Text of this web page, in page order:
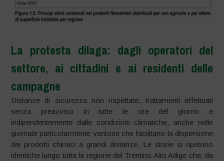
La protesta dilaga: dagli operatori del
settore, ai cittadini e ai residenti delle
campagne
Distanze di sicurezza non rispettate, trattamenti effettuati
senza preavviso in tutte le ore del giorno e
indipendentemente dalle condizioni climatiche, anche nelle
giornate particolarmente ventose che facilitano la dispersione
dei prodotti chimici a grandi distanze. Le storie si ripetono
identiche lungo tutta la regione del Trentino Alto Adige che, da